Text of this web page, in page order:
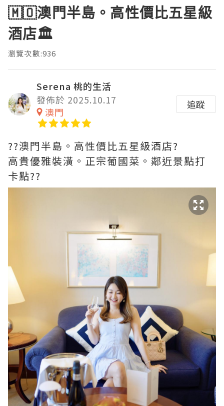
🇲🇴澳門半島。高性價比五星級
酒店🏛️
瀏覽次數:936
Serena 桃的生活
發佈於 2025.10.17
澳門
追蹤
??澳門半島。高性價比五星級酒店?️
高貴優雅裝潢。正宗葡國菜。鄰近景點打
卡點??